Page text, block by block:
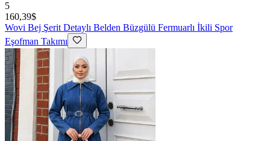
5
160,39$
Wovi Bej Şerit Detaylı Belden Büzgülü Fermuarlı İkili Spor
Eşofman Takımı